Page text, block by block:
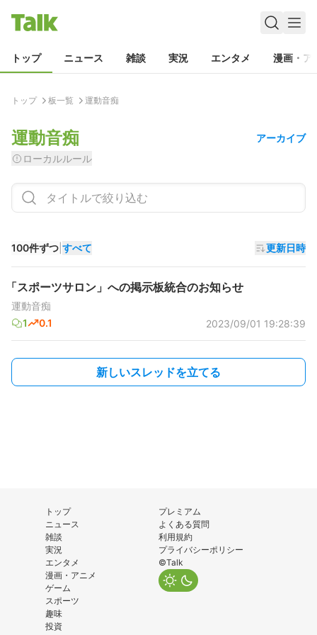
トップ ニュース 雑談 実況 エンタメ 漫画・ア
トップ 板一覧 運動音痴
運動音痴
アーカイブ
ローカルルール
100件ずつ すべて 更新日時
「スポーツサロン」への掲示板統合のお知らせ
運動音痴
1
0.1 2023/09/01 19:28:39
新しいスレッドを立てる
トップ
ニュース
雑談
実況
エンタメ
漫画・アニメ
ゲーム
スポーツ
趣味
投資
プレミアム
よくある質問
利用規約
プライバシーポリシー
©Talk